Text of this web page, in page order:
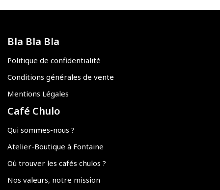
Bla Bla Bla
Politique de confidentialité
Conditions générales de vente
Mentions Légales
Café Chulo
Qui sommes-nous ?
Atelier-Boutique à Fontaine
Où trouver les cafés chulos ?
Nos valeurs, notre mission